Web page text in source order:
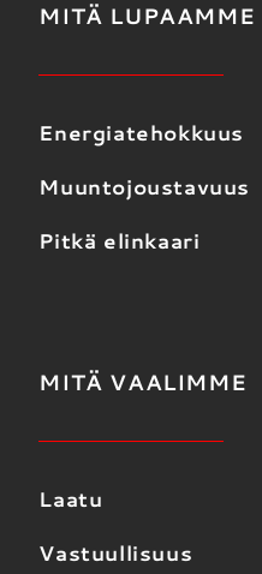
MITÄ LUPAAMME
Energiatehokkuus
Muuntojoustavuus
Pitkä elinkaari
MITÄ VAALIMME
Laatu
Vastuullisuus